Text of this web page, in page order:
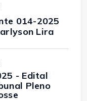
014-2025
Lira
- Edital
Pleno